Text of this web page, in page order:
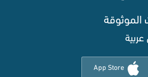
الموثوقة‌
App Store